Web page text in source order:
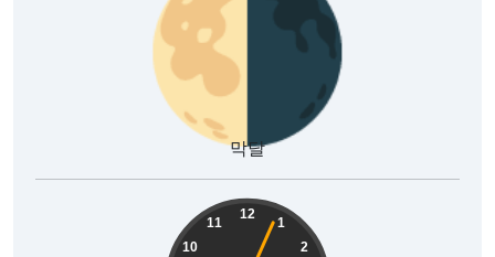
막달
12
1
2
10
11